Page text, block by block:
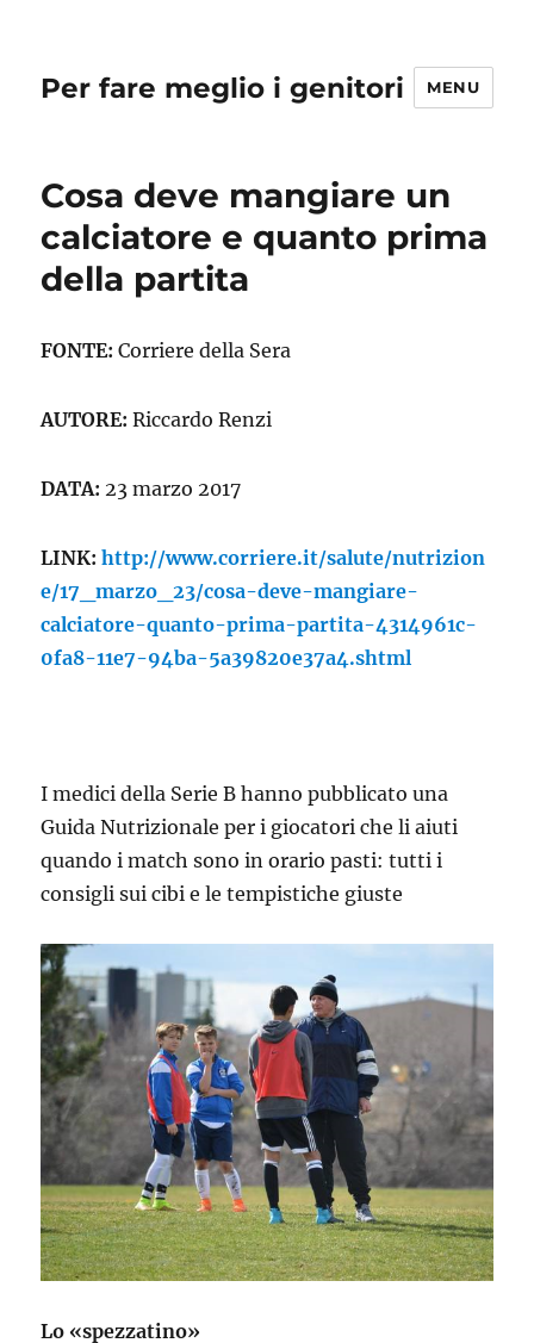
Per fare meglio i genitori MENU
Cosa deve mangiare un
calciatore e quanto prima
della partita
FONTE: Corriere della Sera
AUTORE: Riccardo Renzi
DATA: 23 marzo 2017
LINK:http://www.corriere.it/salute/nutrizion
e/17_marzo_23/cosa-deve-mangiare-
calciatore-quanto-prima-partita-4314961c-
0fa8-11e7-94ba-5a39820e37a4.shtml
I medici della Serie B hanno pubblicato una
Guida Nutrizionale per i giocatori che li aiuti
quando i match sono in orario pasti: tutti i
consigli sui cibi e le tempistiche giuste
Lo «spezzatino»